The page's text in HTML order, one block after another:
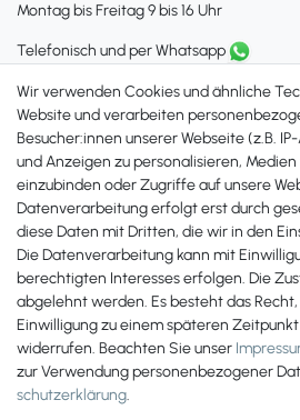
Montag bis Freitag 9 bis 16 Uhr
Telefonisch und per Whatsapp
+49 561 287 907 84
Wir verwenden Cookies und ähnliche
Website und verarbeiten
Besucher:innen unserer Webseite (z.B.
und Anzeigen zu personalisieren,
einzubinden oder Zugriffe auf unsere
Datenverarbeitung erfolgt erst durch
diese Daten mit Dritten, die wir in den
Die Datenverarbeitung kann mit
berechtigten Interesses erfolgen. Die
abgelehnt werden. Es besteht das
Einwilligung zu einem späteren
widerrufen. Beachten Sie unser
zur Verwendung personenbezogener
schutz­erklärung.